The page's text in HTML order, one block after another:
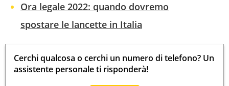
Ora legale 2022: quando dovremo
spostare le lancette in Italia
Cerchi qualcosa o cerchi un numero di telefono? Un
assistente personale ti risponderà!